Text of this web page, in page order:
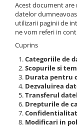
Acest document
datelor
utilizarii paginii de
ne vom referi in
Cuprins
Categoriile de
Scopurile si
Durata pentru
Dezvaluirea
Transferul
Drepturile de
Modificari in